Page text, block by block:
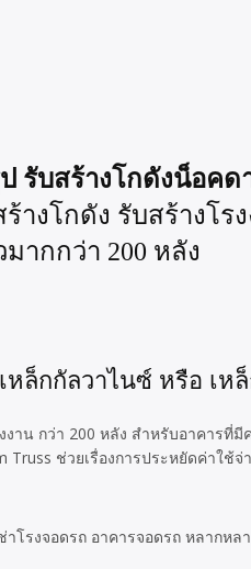
รับสร้างโกดังน็อค
างโกดัง รับสร้างโ
ากกว่า 200 หลัง
หล็กกัลวาไนซ์ หรือ เ
าน กว่า 200 หลัง สำหรับอาคารที่
ช่วยเรื่องการประหยัดค่าใช้จ่
โรงจอดรถ อาคารจอดรถ หลากห